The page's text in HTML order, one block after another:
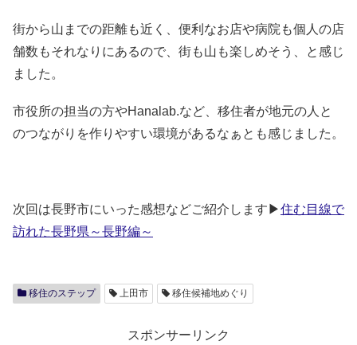
街から山までの距離も近く、便利なお店や病院も個人の店
舗数もそれなりにあるので、街も山も楽しめそう、と感じ
ました。
市役所の担当の方やHanalab.など、移住者が地元の人と
のつながりを作りやすい環境があるなぁとも感じました。
次回は長野市にいった感想などご紹介します▶住む目線で
訪れた長野県～長野編～
移住のステップ 上田市 移住候補地めぐり
スポンサーリンク